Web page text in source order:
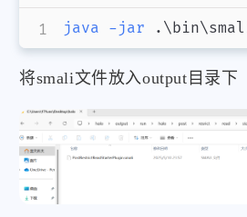
java -jar . \bin\
将smali文件放入output目录下